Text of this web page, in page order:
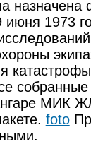
назначена
июня 1973
МИК
foto